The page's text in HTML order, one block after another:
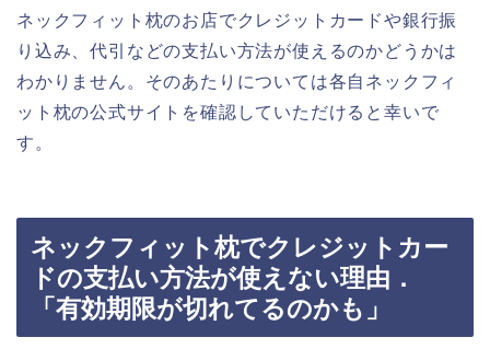
ネックフィット枕のお店でクレジットカードや銀行振
り込み、代引などの支払い方法が使えるのかどうかは
わかりません。そのあたりについては各自ネックフィ
ット枕の公式サイトを確認していただけると幸いで
す。
ネックフィット枕でクレジットカー
ドの支払い方法が使えない理由．
「有効期限が切れてるのかも」